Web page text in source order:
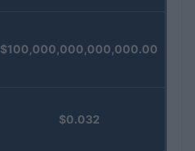
$100,000,000,000,000.00
$0.032